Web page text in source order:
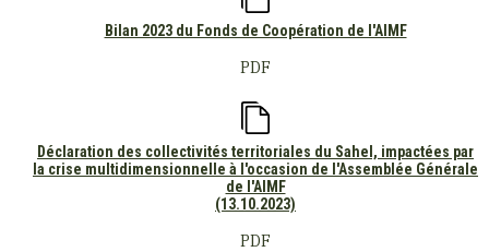
Bilan 2023 du Fonds de Coopération de l'AIMF
PDF
Déclaration des collectivités territoriales du Sahel, impactées par
la crise multidimensionnelle à l'occasion de l'Assemblée Générale
de l'AIMF
(13.10.2023)
PDF